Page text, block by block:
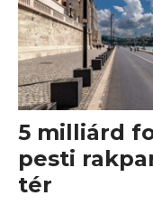
5 milliárd
pesti
tér